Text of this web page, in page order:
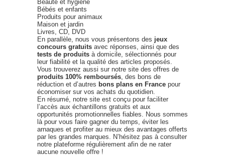
Beauté et hygiène
Bébés et enfants
Produits pour animaux
Maison et jardin
Livres, CD, DVD
En parallèle, nous vous présentons des jeux
concours gratuits avec réponses, ainsi que des
tests de produits à domicile, sélectionnés pour
leur fiabilité et la qualité des articles proposés.
Vous trouverez aussi sur notre site des offres de
produits 100% remboursés, des bons de
réduction et d’autres bons plans en France pour
économiser sur vos achats du quotidien.
En résumé, notre site est conçu pour faciliter
l’accès aux échantillons gratuits et aux
opportunités promotionnelles fiables. Nous sommes
là pour vous faire gagner du temps, éviter les
arnaques et profiter au mieux des avantages offerts
par les grandes marques. N’hésitez pas à consulter
notre plateforme régulièrement afin de ne rater
aucune nouvelle offre !